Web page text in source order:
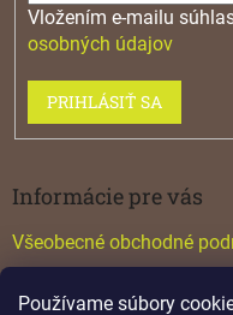
Používame súbory
Vložením e-mailu
osobných údajov
PRIHLÁSIŤ SA
Informácie pre vás
Všeobecné obchodné
Katalógy